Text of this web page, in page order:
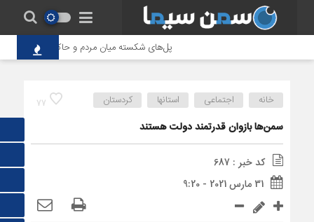
پل‌های شکسته میان مردم و حاکمیت؛ تاوانِ
77 خانه اجتماعی استانها کردستان
سمن‌ها بازوان قدرتمند دولت هستند
کد خبر : 687
31 مارس 2021 - 9:20